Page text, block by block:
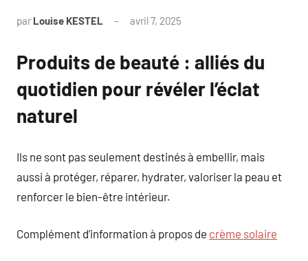
par Louise KESTEL avril 7, 2025
Produits de beauté : alliés du
quotidien pour révéler l’éclat
naturel
Ils ne sont pas seulement destinés à embellir, mais
aussi à protéger, réparer, hydrater, valoriser la peau et
renforcer le bien-être intérieur.
Complément d’information à propos de crème solaire